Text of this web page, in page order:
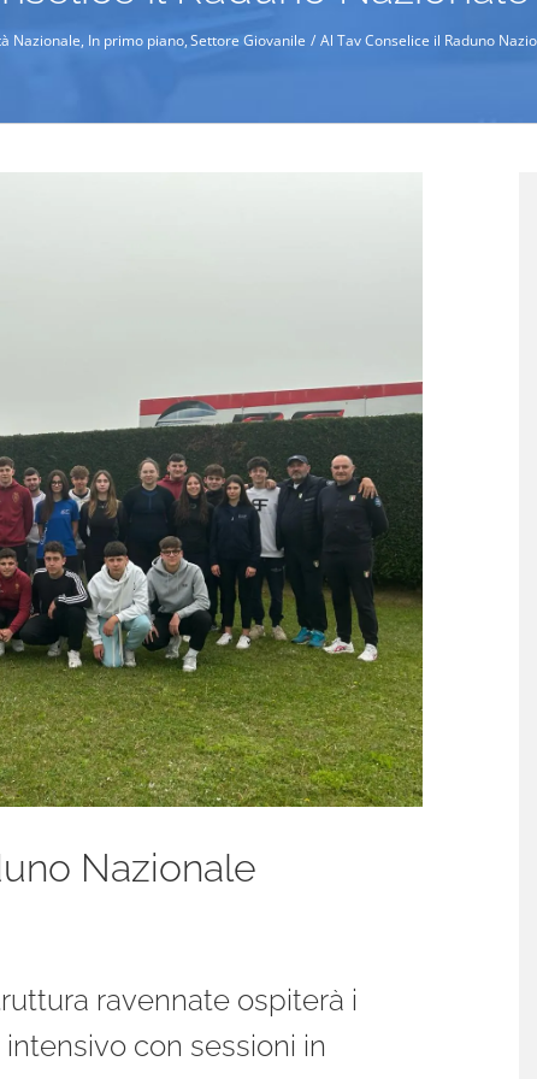
Nazionale In primo piano Settore Giovanile Al Tav Conselice il Raduno
Nazionale
ravennate ospiterà i
con sessioni in